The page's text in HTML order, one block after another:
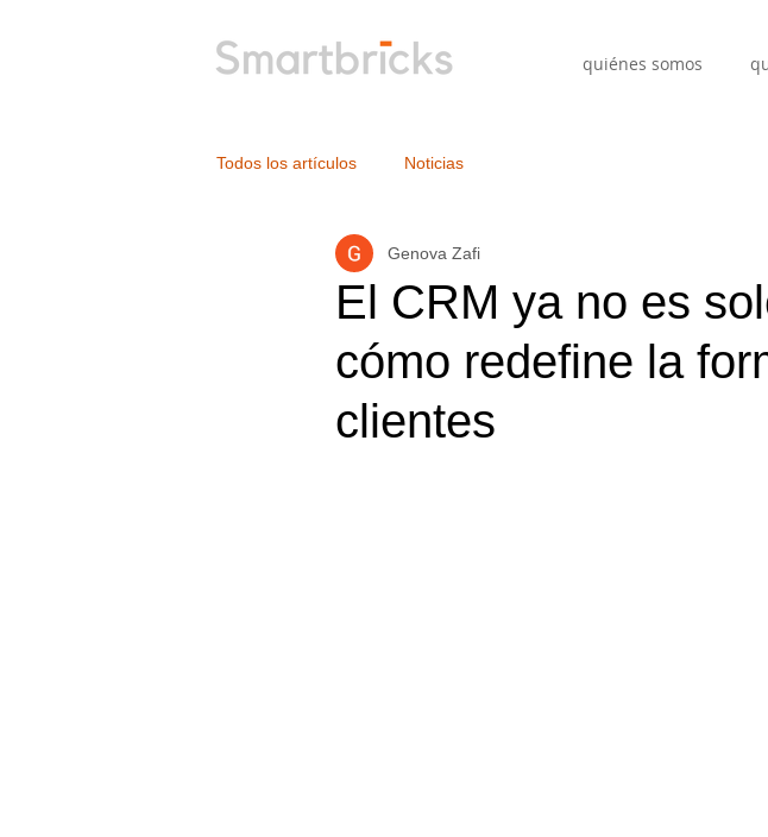
quiénes somos
Todos los artículos Noticias
El CRM ya no es
cómo redefine la
clientes
Genova Zafi